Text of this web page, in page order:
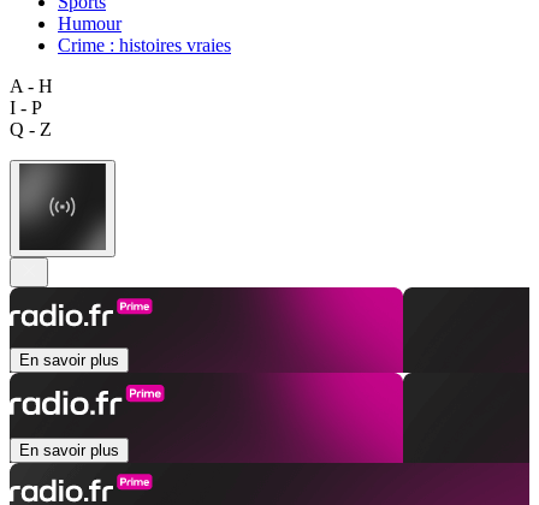
Humour
Crime : histoires vraies
A - H
I - P
Q - Z
En savoir plus
En savoir plus